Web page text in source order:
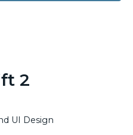
2
UI Design